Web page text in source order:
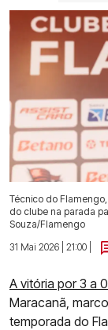
Técnico do
do clube na parada
Souza/Flamengo
31 Mai 2026 | 21:00 |
A vitória por 3 a
Maracanã,
temporada do